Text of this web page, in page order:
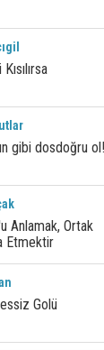
gibi dosdoğru
Anlamak, Ortak
Etmektir
Golü